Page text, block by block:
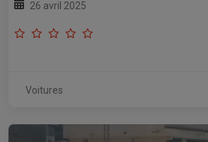
26 avril 2025
Voitures